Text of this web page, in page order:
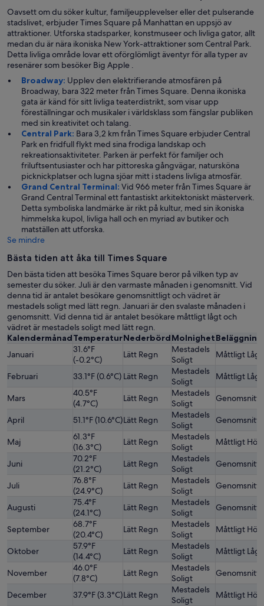
Oavsett om du söker kultur, familjeupplevelser eller det pulserande
stadslivet, erbjuder Times Square på Manhattan en uppsjö av
attraktioner. Utforska stadsparker, konstmuseer och livliga gator, allt
medan du är nära ikoniska New York-attraktioner som Central Park.
Detta livliga område lovar ett oförglömligt äventyr för alla typer av
resenärer som besöker Big Apple .
Broadway: Upplev den elektrifierande atmosfären på
Broadway, bara 322 meter från Times Square. Denna ikoniska
gata är känd för sitt livliga teaterdistrikt, som visar upp
föreställningar och musikaler i världsklass som fängslar publiken
med sin kreativitet och talang.
Central Park: Bara 3,2 km från Times Square erbjuder Central
Park en fridfull flykt med sina frodiga landskap och
rekreationsaktiviteter. Parken är perfekt för familjer och
friluftsentusiaster och har pittoreska gångvägar, natursköna
picknickplatser och lugna sjöar mitt i stadens livliga atmosfär.
Grand Central Terminal: Vid 966 meter från Times Square är
Grand Central Terminal ett fantastiskt arkitektoniskt mästerverk.
Detta symboliska landmärke är rikt på kultur, med sin ikoniska
himmelska kupol, livliga hall och en myriad av butiker och
matställen att utforska.
Se mindre
Bästa tiden att åka till Times Square
Den bästa tiden att besöka Times Square beror på vilken typ av
semester du söker. Juli är den varmaste månaden i genomsnitt. Vid
denna tid är antalet besökare genomsnittligt och vädret är
mestadels soligt med lätt regn. Januari är den svalaste månaden i
genomsnitt. Vid denna tid är antalet besökare måttligt lågt och
vädret är mestadels soligt med lätt regn.
KalendermånadTemperaturNederbördMolnighetBeläggning
Januari
31.6°F
(-0.2°C)
Lätt Regn
Mestadels
Soligt
Måttligt Lågt
Februari 33.1°F (0.6°C) Lätt Regn
Mestadels
Soligt
Måttligt Lågt
Mars
40.5°F
(4.7°C)
Lätt Regn
Mestadels
Soligt
April 51.1°F (10.6°C)Lätt Regn
Mestadels
Soligt
Maj
61.3°F
(16.3°C)
Lätt Regn
Mestadels
Soligt
Måttligt
Juni
70.2°F
(21.2°C)
Lätt Regn
Mestadels
Soligt
Juli
76.8°F
(24.9°C)
Lätt Regn
Mestadels
Soligt
Augusti
75.4°F
(24.1°C)
Lätt Regn
Mestadels
Soligt
September
68.7°F
(20.4°C)
Lätt Regn
Mestadels
Soligt
Måttligt
Oktober
57.9°F
(14.4°C)
Lätt Regn
Mestadels
Soligt
Måttligt Lågt
November
46.0°F
(7.8°C)
Lätt Regn
Mestadels
Soligt
December 37.9°F (3.3°C)Lätt Regn
Mestadels
Soligt
Måttligt